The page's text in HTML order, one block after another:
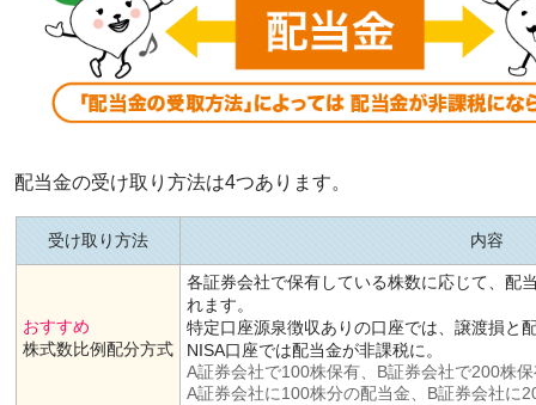
配当金の受け取り方法は4つあります。
受け取り方法 内容
おすすめ
株式数比例配分方式
各証券会社で保有している株数に応じて、配
れます。
特定口座源泉徴収ありの口座では、譲渡損と
NISA口座では配当金が非課税に。
A証券会社で100株保有、B証券会社で200株
A証券会社に100株分の配当金、B証券会社に